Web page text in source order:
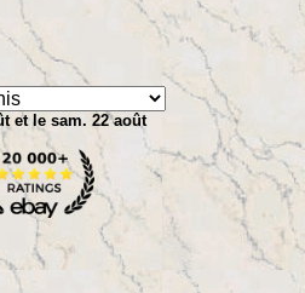
et le sam. 22 août